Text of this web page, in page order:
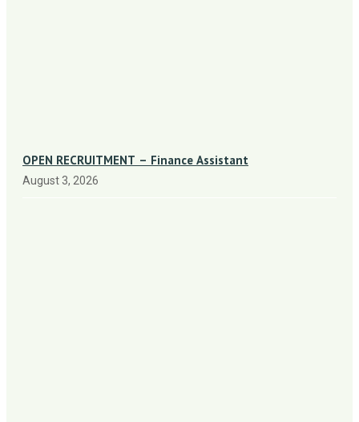
OPEN RECRUITMENT – Finance Assistant
August 3, 2026